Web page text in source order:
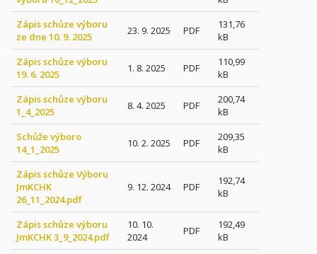
Zápis schůze výboru
ze dne 10. 9. 2025
23. 9. 2025 PDF
131,76
kB
Zápis schůze výboru
19. 6. 2025
1. 8. 2025 PDF
110,99
kB
Zápis schůze výboru
1_4_2025
8. 4. 2025 PDF
200,74
kB
Schůže výboro
14_1_2025
10. 2. 2025 PDF
209,35
kB
Zápis schůze Výboru
JmKCHK
26_11_2024.pdf
9. 12. 2024 PDF
192,74
kB
Zápis schůze výboru
JmKCHK 3_9_2024.pdf
10. 10.
2024
PDF
192,49
kB